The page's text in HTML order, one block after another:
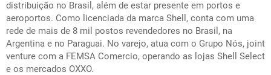
distribuição no Brasil, além de estar presente em portos e
aeroportos. Como licenciada da marca Shell, conta com uma
rede de mais de 8 mil postos revendedores no Brasil, na
Argentina e no Paraguai. No varejo, atua com o Grupo Nós, joint
venture com a FEMSA Comercio, operando as lojas Shell Select
e os mercados OXXO.